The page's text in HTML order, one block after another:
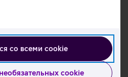
со всеми cookie
cookie